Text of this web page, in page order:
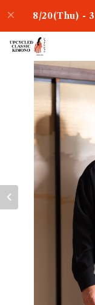
8/20(Thu) -